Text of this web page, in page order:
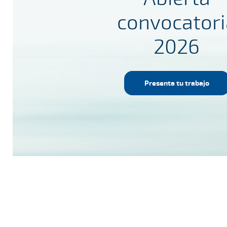
2026
Presenta tu trabajo